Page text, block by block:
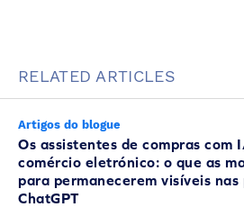
RELATED ARTICLES
Artigos do blogue
Os assistentes de compras com
comércio eletrónico: o que as
para permanecerem visíveis nas
ChatGPT